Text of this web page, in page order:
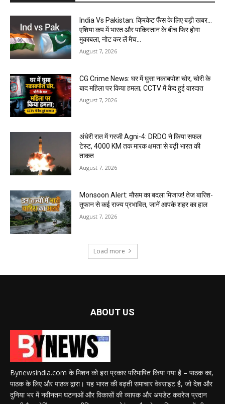
India Vs Pakistan: क्रिकेट फैंस के लिए बड़ी खबर…
एशिया कप में भारत और पाकिस्तान के बीच फिर होगा
मुकाबला, नोट कर लें मैच...
August 7, 2026
CG Crime News: घर में घुसा नकाबपोश चोर, चोरी के
बाद महिला पर किया हमला; CCTV में कैद हुई वारदात
August 7, 2026
अंधेरी रात में गरजी Agni-4: DRDO ने किया सफल
टेस्ट, 4000 KM तक मारक क्षमता से बढ़ी भारत की
ताकत
August 7, 2026
Monsoon Alert: मौसम का बदला मिजाज! तेज बारिश-
तूफान से कई राज्य प्रभावित, जानें आपके शहर का हाल
August 7, 2026
Load more
ABOUT US
Bynewsindia.com के मिशन को इस प्रकार परिभाषित किया गया है – पाठक का,
पाठक के लिए और पाठक द्वारा। यह भारत की बढ़ती समाचार वेबसाइट है, जो देश और
दुनिया भर में नवीनतम घटनाओं और विकासों की व्यापक और अपडेट कवरेज प्रदान